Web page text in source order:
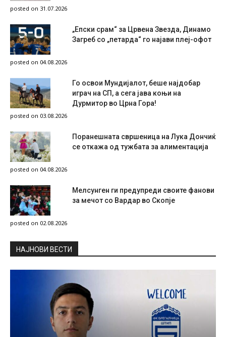
posted on 31.07.2026
„Епски срам“ за Црвена Звезда, Динамо
Загреб со „петарда“ го најави плеј-офот
posted on 04.08.2026
Го освои Мундијалот, беше најдобар
играч на СП, а сега јава коњи на
Дурмитор во Црна Гора!
posted on 03.08.2026
Поранешната свршеница на Лука Дончиќ
се откажа од тужбата за алиментација
posted on 04.08.2026
Мелсунген ги предупреди своите фанови
за мечот со Вардар во Скопје
posted on 02.08.2026
НAЈНОВИ ВЕСТИ